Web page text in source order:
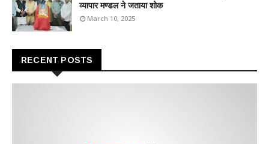
व्यापार मण्डल ने जताया शोक
March 10, 2025
RECENT POSTS